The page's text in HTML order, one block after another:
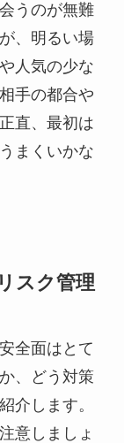
うのが無難
、明るい場
人気の少な
手の都合や
直、最初は
まくいかな
スク管理
全面はとて
、どう対策
介します。
意しましょ